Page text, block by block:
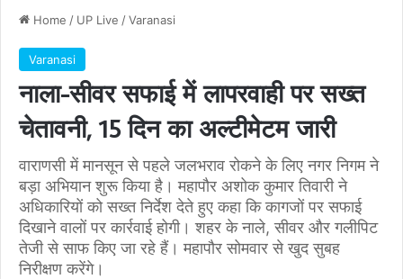
Home / UP Live /Varanasi
Varanasi
नाला-सीवर सफाई में लापरवाही पर सख्त
चेतावनी, 15 दिन का अल्टीमेटम जारी
वाराणसी में मानसून से पहले जलभराव रोकने के लिए नगर निगम ने
बड़ा अभियान शुरू किया है। महापौर अशोक कुमार तिवारी ने
अधिकारियों को सख्त निर्देश देते हुए कहा कि कागजों पर सफाई
दिखाने वालों पर कार्रवाई होगी। शहर के नाले, सीवर और गलीपिट
तेजी से साफ किए जा रहे हैं। महापौर सोमवार से खुद सुबह
निरीक्षण करेंगे।